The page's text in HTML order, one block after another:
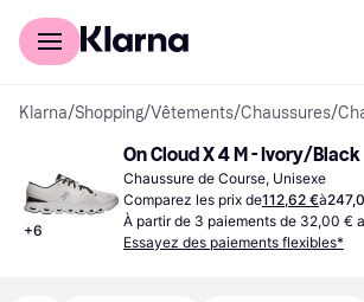
Acheter avec Klarna
Klarna/Shopping/Vêtements/Chaussures/
+6
On Cloud X 4 M - Ivory/Black
Chaussure de Course, Unisexe
Comparez les prix de112,62 €à
À partir de 3 paiements de 32,00 €
Essayez des paiements flexibles*